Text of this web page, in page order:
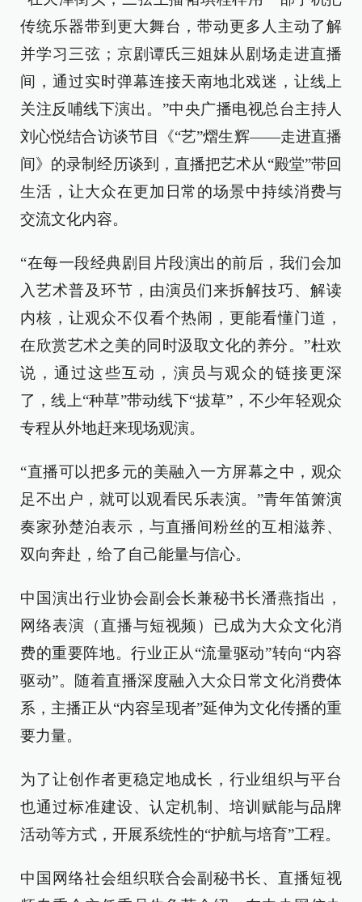
传统乐器带到更大舞台，带动更多人主动了解
并学习三弦；京剧谭氏三姐妹从剧场走进直播
间，通过实时弹幕连接天南地北戏迷，让线上
关注反哺线下演出。”中央广播电视总台主持人
刘心悦结合访谈节目《“艺”熠生辉——走进直播
间》的录制经历谈到，直播把艺术从“殿堂”带回
生活，让大众在更加日常的场景中持续消费与
交流文化内容。
“在每一段经典剧目片段演出的前后，我们会加
入艺术普及环节，由演员们来拆解技巧、解读
内核，让观众不仅看个热闹，更能看懂门道，
在欣赏艺术之美的同时汲取文化的养分。”杜欢
说，通过这些互动，演员与观众的链接更深
了，线上“种草”带动线下“拔草”，不少年轻观众
专程从外地赶来现场观演。
“直播可以把多元的美融入一方屏幕之中，观众
足不出户，就可以观看民乐表演。”青年笛箫演
奏家孙楚泊表示，与直播间粉丝的互相滋养、
双向奔赴，给了自己能量与信心。
中国演出行业协会副会长兼秘书长潘燕指出，
网络表演（直播与短视频）已成为大众文化消
费的重要阵地。行业正从“流量驱动”转向“内容
驱动”。随着直播深度融入大众日常文化消费体
系，主播正从“内容呈现者”延伸为文化传播的重
要力量。
为了让创作者更稳定地成长，行业组织与平台
也通过标准建设、认定机制、培训赋能与品牌
活动等方式，开展系统性的“护航与培育”工程。
中国网络社会组织联合会副秘书长、直播短视